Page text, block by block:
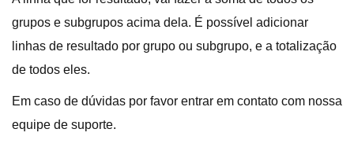
grupos e subgrupos acima dela. É possível adicionar
linhas de resultado por grupo ou subgrupo, e a totalização
de todos eles.
Em caso de dúvidas por favor entrar em contato com nossa
equipe de suporte.